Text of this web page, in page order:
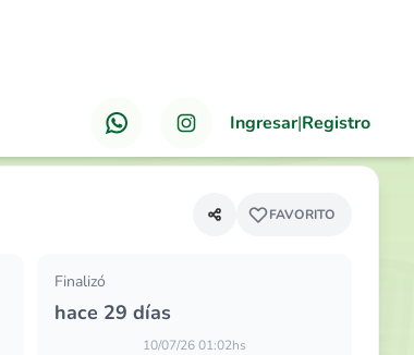
Ingresar|Registro
ANTERIOR PRÓXIMO
FAVORITO
dice abajo a la derecha Fou…
Finalizó
hace 29 días
10/07/26 01:02hs